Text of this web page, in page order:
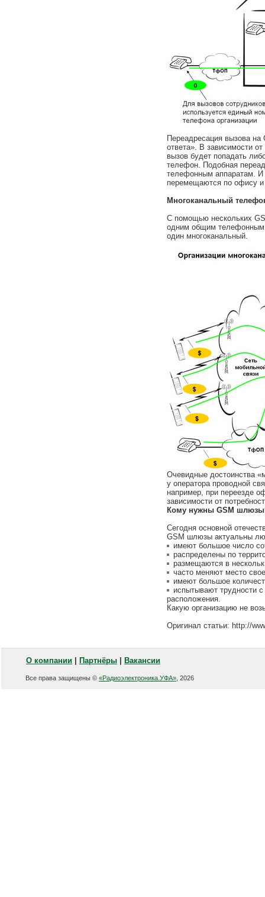
Переадресация вызова
ответа». В зависимости
вызов будет попадать
телефон. Подобная
телефонным аппаратам. И
перемещаются по офису и
Многоканальный
С помощью нескольких
одним общим телефонным
один многоканальный.
Очевидные достоинства
у оператора проводной
например, при переезде
зависимости от
Кому нужны GSM
Сегодня основной
GSM шлюзы актуальны
имеют большое число
распределены по
размещаются в
часто меняют место
имеют большое
испытывают трудности
расположения.
Какую организацию не
Оригинал статьи: http://
О компании Партнёры Вакансии
Все права защищены © «Радиоэлектроника.УФА» , 2026